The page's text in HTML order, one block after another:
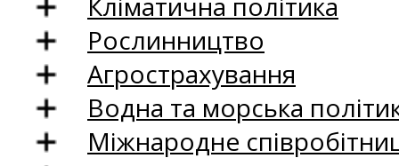
Рослинництво
Агрострахування
Водна та морська
Міжнародне